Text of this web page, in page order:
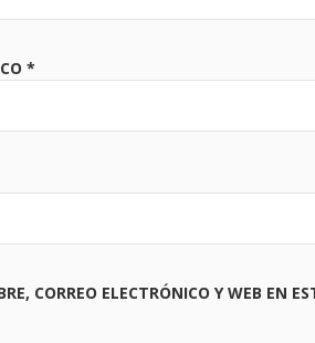
*
CORREO ELECTRÓNICO Y WEB EN